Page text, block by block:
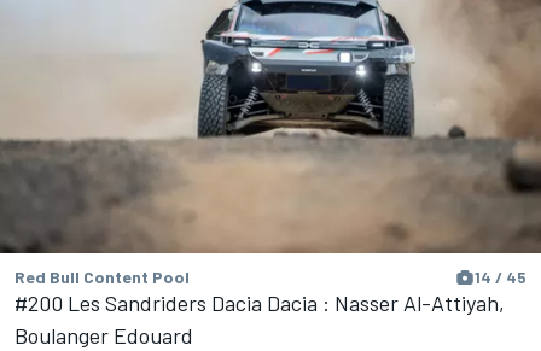
Red Bull Content Pool 14 / 45
#200 Les Sandriders Dacia Dacia : Nasser Al-Attiyah,
Boulanger Edouard